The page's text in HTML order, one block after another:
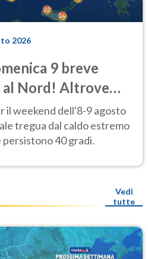
2026
9 breve
al Nord! Altrove
il weekend dell'8-9 agosto
tregua dal caldo estremo
40 gradi.
Vedi
tutte